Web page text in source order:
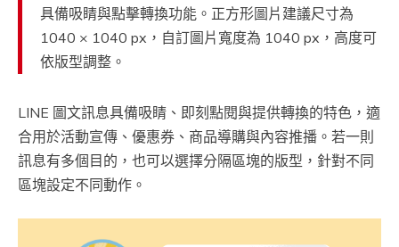
具備吸睛與點擊轉換功能。正方形圖片建議尺寸為
1040 × 1040 px，自訂圖片寬度為 1040 px，高度可
依版型調整。
LINE 圖文訊息具備吸睛、即刻點閱與提供轉換的特色，適
合用於活動宣傳、優惠券、商品導購與內容推播。若一則
訊息有多個目的，也可以選擇分隔區塊的版型，針對不同
區塊設定不同動作。